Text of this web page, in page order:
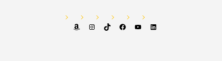
AmazonInstagram
TikTok FacebookYouTube